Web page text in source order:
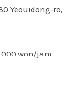
Yeouidong-ro,
won/jam